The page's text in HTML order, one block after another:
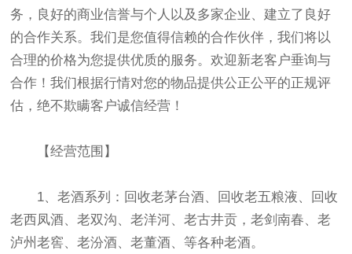
务，良好的商业信誉与个人以及多家企业、建立了良好
的合作关系。我们是您值得信赖的合作伙伴，我们将以
合理的价格为您提供优质的服务。欢迎新老客户垂询与
合作！我们根据行情对您的物品提供公正公平的正规评
估，绝不欺瞒客户诚信经营！
【经营范围】
1、老酒系列：回收老茅台酒、回收老五粮液、回收
老西凤酒、老双沟、老洋河、老古井贡，老剑南春、老
泸州老窖、老汾酒、老董酒、等各种老酒。